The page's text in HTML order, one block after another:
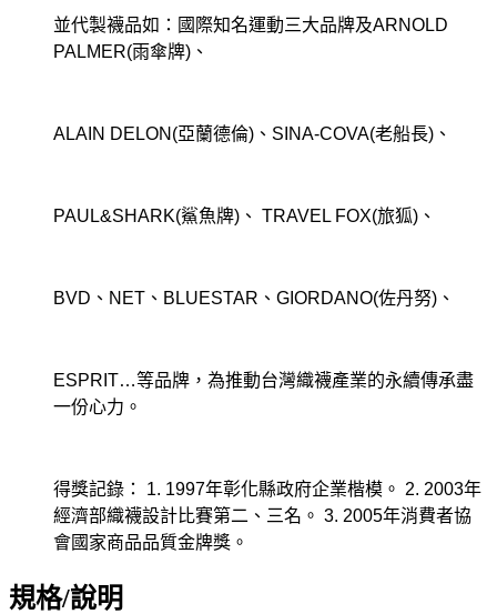
並代製襪品如：國際知名運動三大品牌及ARNOLD
PALMER(雨傘牌)、
ALAIN DELON(亞蘭德倫)、SINA-COVA(老船長)、
PAUL&SHARK(鯊魚牌)、 TRAVEL FOX(旅狐)、
BVD、NET、BLUESTAR、GIORDANO(佐丹努)、
ESPRIT…等品牌，為推動台灣織襪產業的永續傳承盡
一份心力。
得獎記錄： 1. 1997年彰化縣政府企業楷模。 2. 2003年
經濟部織襪設計比賽第二、三名。 3. 2005年消費者協
會國家商品品質金牌獎。
規格/說明